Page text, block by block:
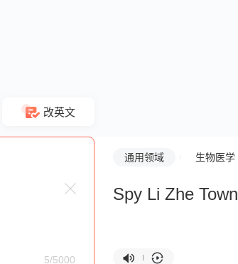
改英文
5/5000
通用领域 生物医学
Spy Li Zhe Town